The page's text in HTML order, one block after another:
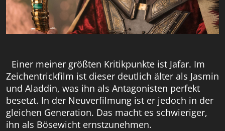
Einer meiner größten Kritikpunkte ist Jafar. Im
Zeichentrickfilm ist dieser deutlich älter als Jasmin
und Aladdin, was ihn als Antagonisten perfekt
besetzt. In der Neuverfilmung ist er jedoch in der
gleichen Generation. Das macht es schwieriger,
ihn als Bösewicht ernstzunehmen.